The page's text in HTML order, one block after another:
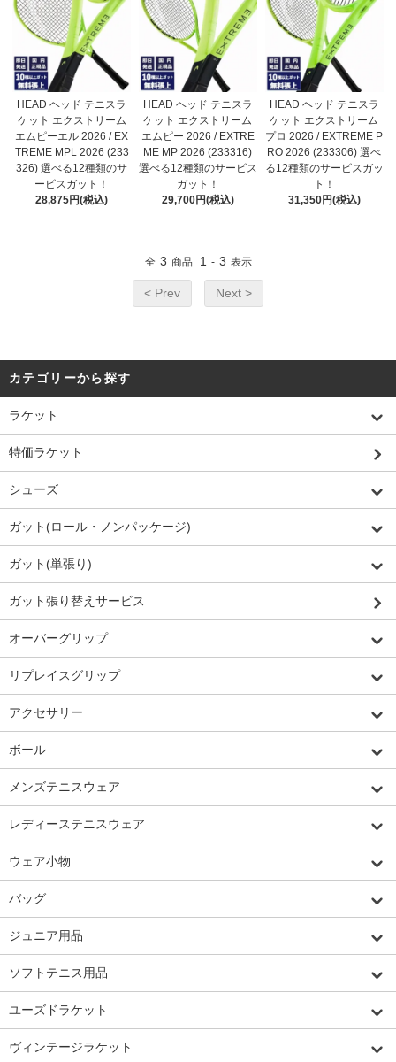
HEAD ヘッド テニスラ
ケット エクストリーム
エムピーエル 2026 / EX
TREME MPL 2026 (233
326) 選べる12種類のサ
ービスガット！
28,875円(税込)
HEAD ヘッド テニスラ
ケット エクストリーム
エムピー 2026 / EXTRE
ME MP 2026 (233316)
選べる12種類のサービス
ガット！
29,700円(税込)
HEAD ヘッド テニスラ
ケット エクストリーム
プロ 2026 / EXTREME P
RO 2026 (233306) 選べ
る12種類のサービスガッ
ト！
31,350円(税込)
全 3 商品 1 - 3 表示
< Prev Next >
カテゴリーから探す
ラケット
特価ラケット
シューズ
ガット(ロール・ノンパッケージ)
ガット(単張り)
ガット張り替えサービス
オーバーグリップ
リプレイスグリップ
アクセサリー
ボール
メンズテニスウェア
レディーステニスウェア
ウェア小物
バッグ
ジュニア用品
ソフトテニス用品
ユーズドラケット
ヴィンテージラケット